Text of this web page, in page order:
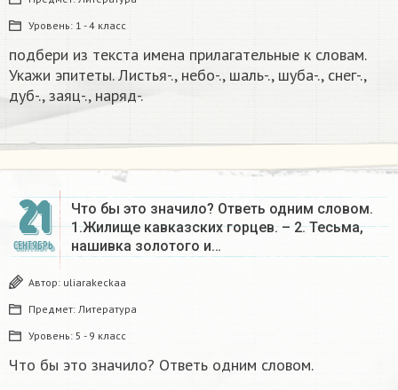
Уровень: 1 - 4 класс
подбери из текста имена прилагательные к словам.
Укажи эпитеты. Листья-., небо-., шаль-., шуба-., снег-.,
дуб-., заяц-., наряд-.
21
СЕНТЯБРЬ
Что бы это значило? Ответь одним словом.
1.Жилище кавказских горцев. – 2. Тесьма,
нашивка золотого и…
Автор: uliarakeckaa
Предмет: Литература
Уровень: 5 - 9 класс
Что бы это значило? Ответь одним словом.